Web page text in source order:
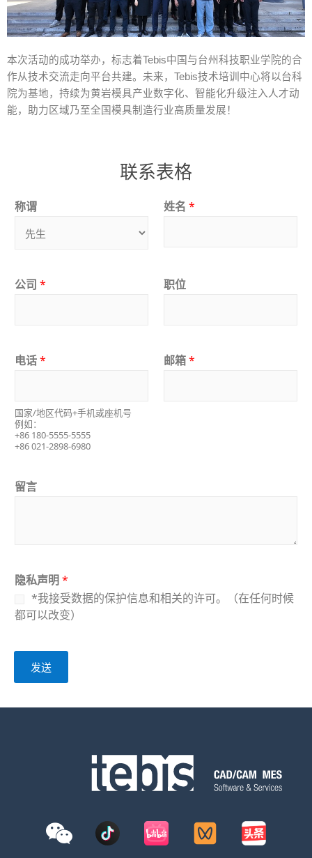
本次活动的成功举办，标志着Tebis中国与台州科技职业学院的合
作从技术交流走向平台共建。未来， Tebis技术培训中心将以台科
院为基地，持续为黄岩模具产业数字化、智能化升级注入人才动
能，助力区域乃至全国模具制造行业高质量发展！
联系表格
称谓 姓名 *
公司 * 职位
电话*
国家/地区代码+手机或座机号
例如：
+86 180-5555-5555
+86 021-2898-6980
邮箱*
留言
隐私声明 *
*我接受数据的保护信息和相关的许可。（在任何时候
都可以改变）
发送